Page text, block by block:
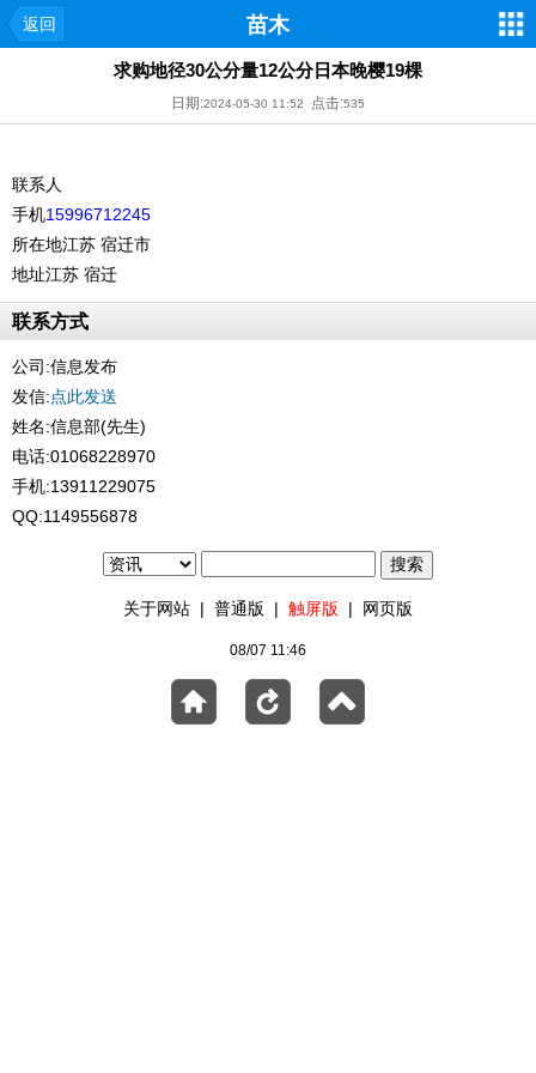
返回 苗木
求购地径30公分量12公分日本晚樱19棵
日期:2024-05-30 11:52 点击:535
联系人
手机15996712245
所在地江苏 宿迁市
地址江苏 宿迁
联系方式
公司:信息发布
发信:点此发送
姓名:信息部(先生)
电话:01068228970
手机:13911229075
QQ:1149556878
关于网站 | 普通版 | 触屏版 | 网页版
08/07 11:46